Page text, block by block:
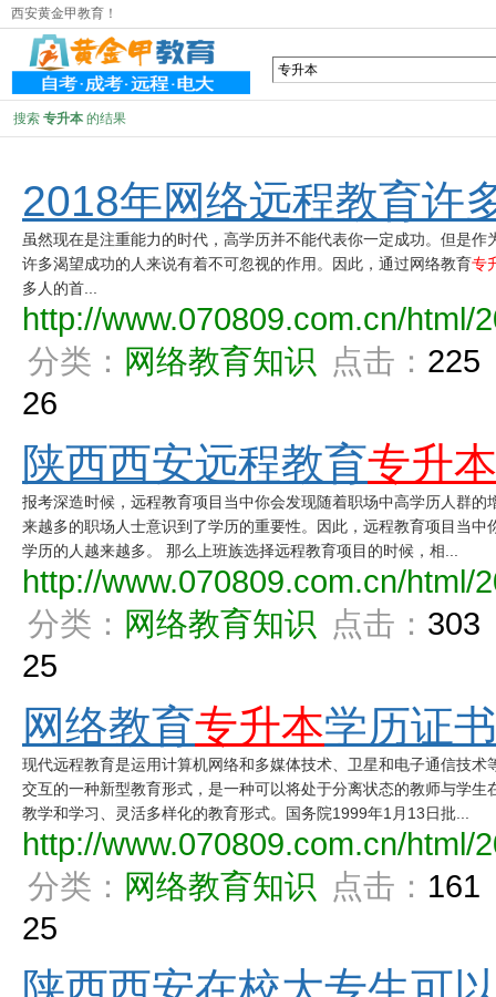
西安黄金甲教育！
搜索 专升本 的结果
2018年网络远程教育许
虽然现在是注重能力的时代，高学历并不能代表你一定成功。但是
许多渴望成功的人来说有着不可忽视的作用。因此，通过网络教育专
多人的首...
http://www.070809.com.cn/html/
分类： 网络教育知识 点击： 225
26
陕西西安远程教育专升本
报考深造时候，远程教育项目当中你会发现随着职场中高学历人群的
来越多的职场人士意识到了学历的重要性。因此，远程教育项目当中
学历的人越来越多。 那么上班族选择远程教育项目的时候，相...
http://www.070809.com.cn/html/
分类： 网络教育知识 点击： 303
25
网络教育专升本学历证
现代远程教育是运用计算机网络和多媒体技术、卫星和电子通信技术
交互的一种新型教育形式，是一种可以将处于分离状态的教师与学生
教学和学习、灵活多样化的教育形式。国务院1999年1月13日批...
http://www.070809.com.cn/html/
分类： 网络教育知识 点击： 161
25